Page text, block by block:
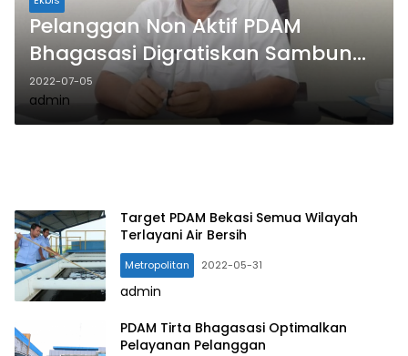
Pelanggan Non Aktif PDAM
Bhagasasi Digratiskan Sambung
Kembali
2022-07-05
admin
Target PDAM Bekasi Semua Wilayah
Terlayani Air Bersih
Metropolitan 2022-05-31
admin
PDAM Tirta Bhagasasi Optimalkan
Pelayanan Pelanggan